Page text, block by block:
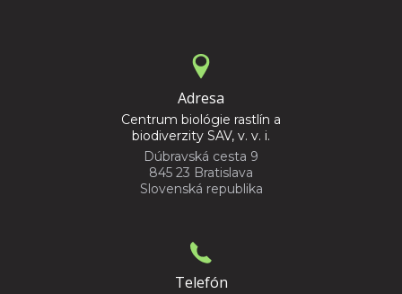
Adresa
Centrum biológie rastlín a
biodiverzity SAV, v. v. i.
Dúbravská cesta 9
845 23 Bratislava
Slovenská republika
Telefón